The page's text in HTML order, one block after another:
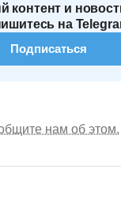
контент и
на
Подписаться
нам об этом.